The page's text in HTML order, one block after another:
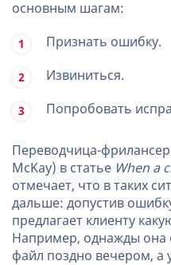
основным шагам:
Признать ошибку.
Извиниться.
Попробовать
Переводчица-
McKay) в статье When a
отмечает, что в таких
дальше: допустив
предлагает клиенту
Например, однажды она
файл поздно вечером, а